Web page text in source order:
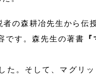
の森耕冶先生から伝
です。森先生の著書
た。そして、マグリ